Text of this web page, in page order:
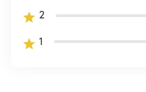
2
1